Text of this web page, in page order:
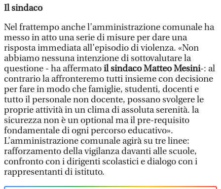
Il sindaco
Nel frattempo anche l’amministrazione comunale ha
messo in atto una serie di misure per dare una
risposta immediata all’episodio di violenza. «Non
abbiamo nessuna intenzione di sottovalutare la
questione - ha affermatoil sindaco Matteo Mesini-: al
contrario la affronteremo tutti insieme con decisione
per fare in modo che famiglie, studenti, docenti e
tutto il personale non docente, possano svolgere le
proprie attività in un clima di assoluta serenità. la
sicurezza non è un optional ma il pre-requisito
fondamentale di ogni percorso educativo».
L’amministrazione comunale agirà su tre linee:
rafforzamento della vigilanza davanti alle scuole,
confronto con i dirigenti scolastici e dialogo con i
rappresentanti di istituto.